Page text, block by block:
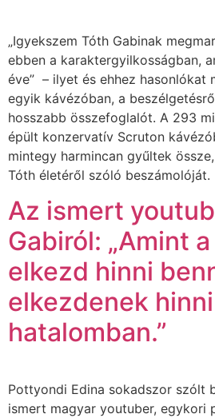
„Igyekszem Tóth Gabinak
ebben a karaktergyilkosságban,
éve” – ilyet és ehhez hasonlókat
egyik kávézóban, a
hosszabb összefoglalót. A 293
épült konzervatív Scruton
mintegy harmincan gyűltek
Tóth életéről szóló
Az ismert
Gabiról: „Amint
elkezd hinni
elkezdenek
hatalomban.”
Pottyondi Edina sokadszor szólt
ismert magyar youtuber, egykori